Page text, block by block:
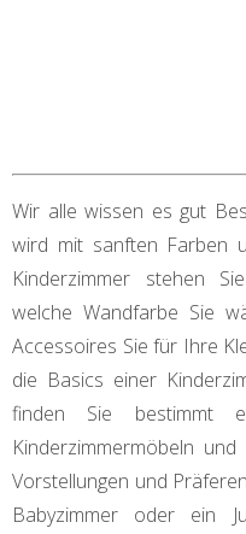
Wir alle wissen es gut
wird mit sanften Farben
Kinderzimmer stehen
welche Wandfarbe Sie
Accessoires Sie für Ihre
die Basics einer
finden Sie bestimmt
Kinderzimmermöbeln
Vorstellungen und
Babyzimmer oder ein